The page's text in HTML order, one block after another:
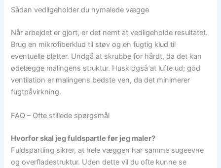
Sådan vedligeholder du nymalede vægge
Når arbejdet er gjort, er det nemt at vedligeholde resultatet.
Brug en mikrofiberklud til støv og en fugtig klud til
eventuelle pletter. Undgå at skrubbe for hårdt, da det kan
ødelægge malingens struktur. Husk også at lufte ud; god
ventilation er malingens bedste ven, da det minimerer
fugtpåvirkning.
FAQ – Ofte stillede spørgsmål
Hvorfor skal jeg fuldspartle før jeg maler?
Fuldspartling sikrer, at hele væggen har samme sugeevne
og overfladestruktur. Uden dette vil du ofte kunne se